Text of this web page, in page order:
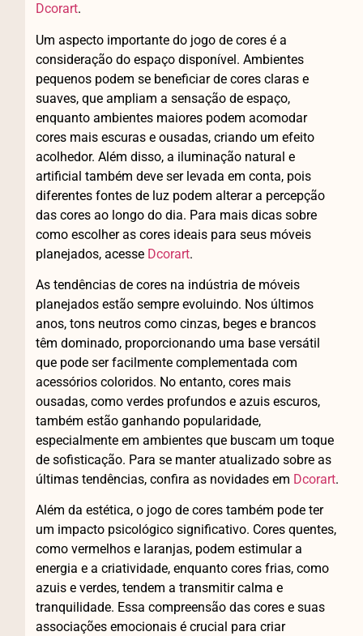
Dcorart.
Um aspecto importante do jogo de cores é a
consideração do espaço disponível. Ambientes
pequenos podem se beneficiar de cores claras e
suaves, que ampliam a sensação de espaço,
enquanto ambientes maiores podem acomodar
cores mais escuras e ousadas, criando um efeito
acolhedor. Além disso, a iluminação natural e
artificial também deve ser levada em conta, pois
diferentes fontes de luz podem alterar a percepção
das cores ao longo do dia. Para mais dicas sobre
como escolher as cores ideais para seus móveis
planejados, acesse Dcorart.
As tendências de cores na indústria de móveis
planejados estão sempre evoluindo. Nos últimos
anos, tons neutros como cinzas, beges e brancos
têm dominado, proporcionando uma base versátil
que pode ser facilmente complementada com
acessórios coloridos. No entanto, cores mais
ousadas, como verdes profundos e azuis escuros,
também estão ganhando popularidade,
especialmente em ambientes que buscam um toque
de sofisticação. Para se manter atualizado sobre as
últimas tendências, confira as novidades em Dcorart.
Além da estética, o jogo de cores também pode ter
um impacto psicológico significativo. Cores quentes,
como vermelhos e laranjas, podem estimular a
energia e a criatividade, enquanto cores frias, como
azuis e verdes, tendem a transmitir calma e
tranquilidade. Essa compreensão das cores e suas
associações emocionais é crucial para criar